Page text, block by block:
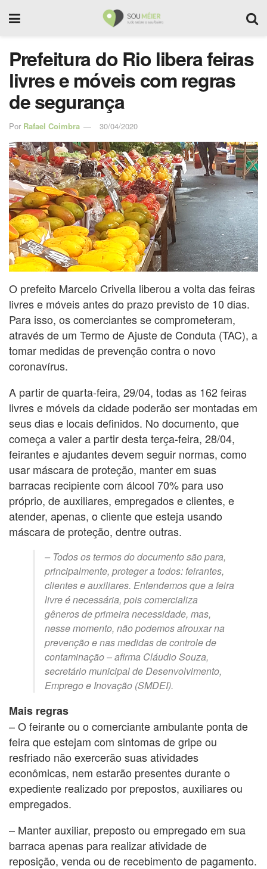
Prefeitura do Rio libera feiras
livres e móveis com regras
de segurança
Por Rafael Coimbra 30/04/2020
O prefeito Marcelo Crivella liberou a volta das feiras
livres e móveis antes do prazo previsto de 10 dias.
Para isso, os comerciantes se comprometeram,
através de um Termo de Ajuste de Conduta (TAC), a
tomar medidas de prevenção contra o novo
coronavírus.
A partir de quarta-feira, 29/04, todas as 162 feiras
livres e móveis da cidade poderão ser montadas em
seus dias e locais definidos. No documento, que
começa a valer a partir desta terça-feira, 28/04,
feirantes e ajudantes devem seguir normas, como
usar máscara de proteção, manter em suas
barracas recipiente com álcool 70% para uso
próprio, de auxiliares, empregados e clientes, e
atender, apenas, o cliente que esteja usando
máscara de proteção, dentre outras.
– Todos os termos do documento são para,
principalmente, proteger a todos: feirantes,
clientes e auxiliares. Entendemos que a feira
livre é necessária, pois comercializa
gêneros de primeira necessidade, mas,
nesse momento, não podemos afrouxar na
prevenção e nas medidas de controle de
contaminação – afirma Cláudio Souza,
secretário municipal de Desenvolvimento,
Emprego e Inovação (SMDEI).
Mais regras
– O feirante ou o comerciante ambulante ponta de
feira que estejam com sintomas de gripe ou
resfriado não exercerão suas atividades
econômicas, nem estarão presentes durante o
expediente realizado por prepostos, auxiliares ou
empregados.
– Manter auxiliar, preposto ou empregado em sua
barraca apenas para realizar atividade de
reposição, venda ou de recebimento de pagamento.